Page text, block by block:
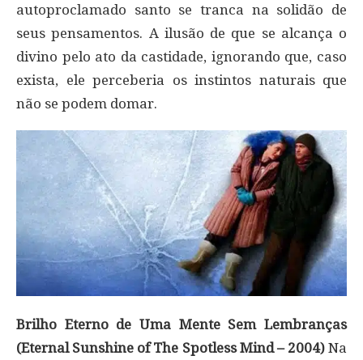
autoproclamado santo se tranca na solidão de
seus pensamentos. A ilusão de que se alcança o
divino pelo ato da castidade, ignorando que, caso
exista, ele perceberia os instintos naturais que
não se podem domar.
Brilho Eterno de Uma Mente Sem Lembranças
(Eternal Sunshine of The Spotless Mind – 2004)Na